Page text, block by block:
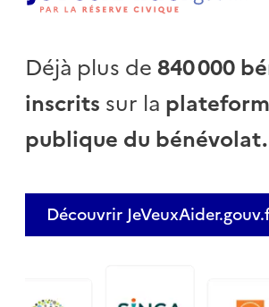
Déjà plus de840 000
inscrits sur la
publique du bénévolat.
Découvrir